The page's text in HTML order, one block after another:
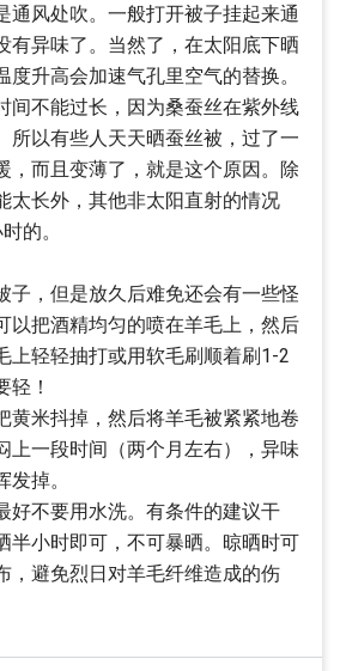
通风处吹。一般打开被子挂起来通
有异味了。当然了，在太阳底下晒
度升高会加速气孔里空气的替换。
间不能过长，因为桑蚕丝在紫外线
所以有些人天天晒蚕丝被，过了一
，而且变薄了，就是这个原因。除
太长外，其他非太阳直射的情况
的。
子，但是放久后难免还会有一些怪
以把酒精均匀的喷在羊毛上，然后
上轻轻抽打或用软毛刷顺着刷1-2
轻！
黄米抖掉，然后将羊毛被紧紧地卷
上一段时间（两个月左右），异味
掉。
好不要用水洗。有条件的建议干
半小时即可，不可暴晒。晾晒时可
，避免烈日对羊毛纤维造成的伤